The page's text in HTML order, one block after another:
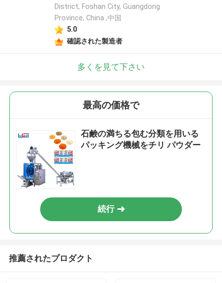
District, Foshan City, Guangdong
Province, China ,中国
5.0
確認された製造者
多くを見て下さい
最高の価格で
石鹸の満ちる包む分類を用いる
パッキング機械をチリ パウダー
続行
推薦されたプロダクト